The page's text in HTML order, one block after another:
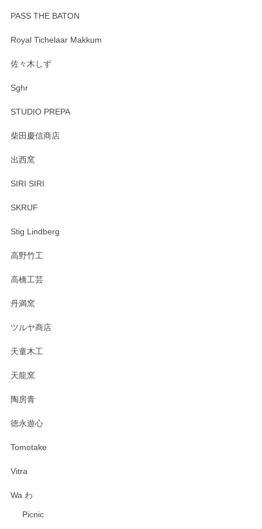
PASS THE BATON
Royal Tichelaar Makkum
佐々木しず
Sghr
STUDIO PREPA
柴田慶信商店
出西窯
SIRI SIRI
SKRUF
Stig Lindberg
高野竹工
高橋工芸
丹満窯
ツルヤ商店
天童木工
天龍窯
陶房青
徳永遊心
Tomotake
Vitra
Wa わ
Picnic